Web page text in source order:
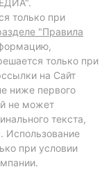
только при
"Правила
только при
на Сайт
ниже первого
не может
текста,
Использование
при условии